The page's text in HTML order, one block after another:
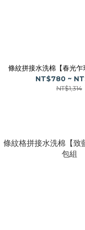
條紋拼接水洗棉【春光乍
NT$780 ~
NT$1,314